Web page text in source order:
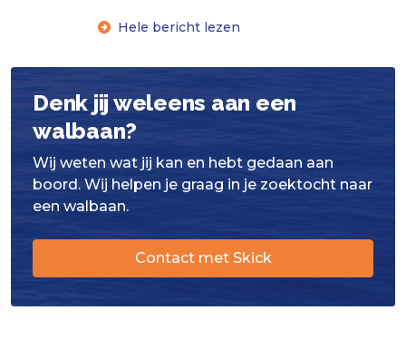
Hele bericht lezen
Denk jij weleens aan een
walbaan?
Wij weten wat jij kan en hebt gedaan aan
boord. Wij helpen je graag in je zoektocht naar
een walbaan.
Contact met Skick